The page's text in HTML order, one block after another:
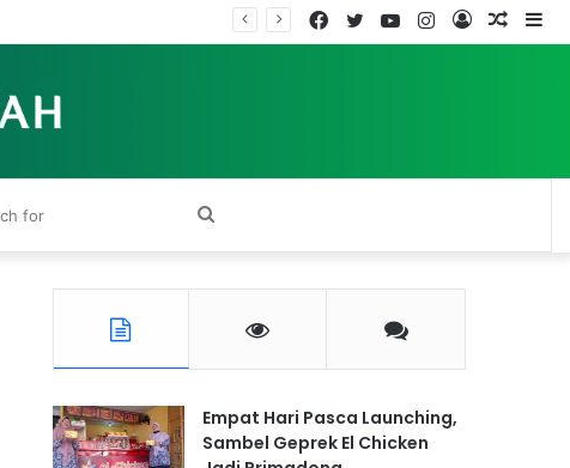
Log
Instagram
YouTube
Twitter
Facebook
Search
for
Empat Hari Pasca Launching,
Sambel Geprek El Chicken